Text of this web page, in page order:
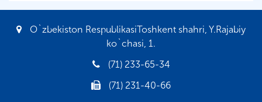
O`zbekiston RespublikasiToshkent shahri, Y.Rajabiy
ko`chasi, 1.
(71) 233-65-34
(71) 231-40-66